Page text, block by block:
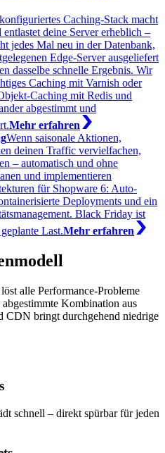
Caching-Stack macht
deine Server erheblich –
jedes Mal neu in der Datenbank,
Edge-Server ausgeliefert
dasselbe schnelle Ergebnis. Wir
Caching mit Varnish oder
Caching mit Redis und
abgestimmt und
Mehr erfahren
Wenn saisonale Aktionen,
deinen Traffic vervielfachen,
– automatisch und ohne
und implementieren
für Shopware 6: Auto-
Deployments und ein
Black Friday ist
Last.Mehr erfahren
alle Performance-Probleme
Kombination aus
CDN bringt durchgehend niedrige
schnell – direkt spürbar für jeden